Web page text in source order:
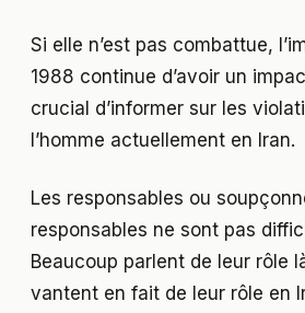
Si elle n’est pas combattue,
1988 continue d’avoir un
crucial d’informer sur les
l’homme actuellement en Iran.
Les responsables ou
responsables ne sont pas
Beaucoup parlent de leur rôle
vantent en fait de leur rôle en